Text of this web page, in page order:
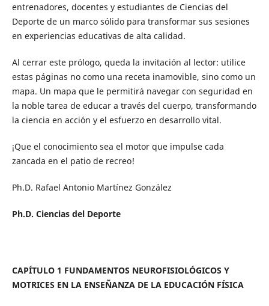
entrenadores, docentes y estudiantes de Ciencias del
Deporte de un marco sólido para transformar sus sesiones
en experiencias educativas de alta calidad.
Al cerrar este prólogo, queda la invitación al lector: utilice
estas páginas no como una receta inamovible, sino como un
mapa. Un mapa que le permitirá navegar con seguridad en
la noble tarea de educar a través del cuerpo, transformando
la ciencia en acción y el esfuerzo en desarrollo vital.
¡Que el conocimiento sea el motor que impulse cada
zancada en el patio de recreo!
Ph.D. Rafael Antonio Martínez González
Ph.D. Ciencias del Deporte
CAPÍTULO 1 FUNDAMENTOS NEUROFISIOLÓGICOS Y
MOTRICES EN LA ENSEÑANZA DE LA EDUCACIÓN FÍSICA